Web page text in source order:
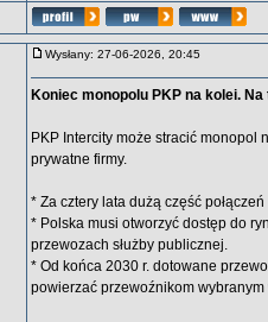
Wysłany: 27-06-2026, 20:45
Koniec monopolu PKP na kolei.
PKP Intercity może stracić monopol
prywatne firmy.
* Za cztery lata dużą część
* Polska musi otworzyć dostęp do
przewozach służby publicznej.
* Od końca 2030 r. dotowane
powierzać przewoźnikom